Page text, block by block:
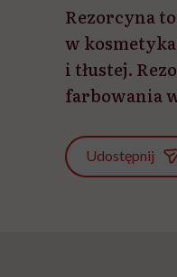
Rezorcyna
w
i tłustej.
farbowania
Udostępnij